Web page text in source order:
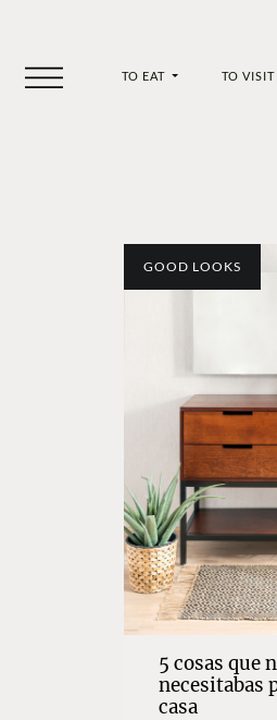
TO EAT TO VISIT
GOOD LOOKS
5 cosas que
necesitabas
casa